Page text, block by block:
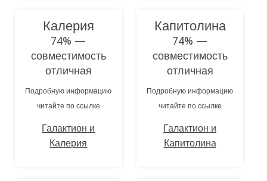
Калерия
74% —
совместимость
отличная
Подробную информацию
читайте по ссылке
Галактион и
Калерия
Капитолина
74% —
совместимость
отличная
Подробную информацию
читайте по ссылке
Галактион и
Капитолина